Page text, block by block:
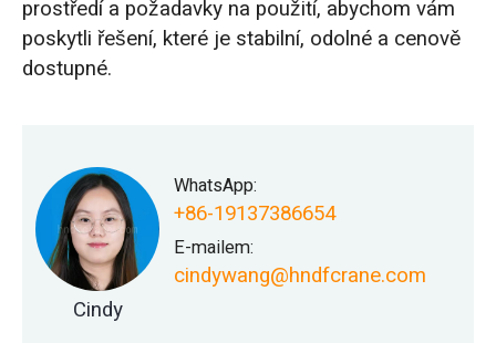
prostředí a požadavky na použití, abychom vám
poskytli řešení, které je stabilní, odolné a cenově
dostupné.
Cindy
WhatsApp:
+86-19137386654
E-mailem:
cindywang@hndfcrane.com